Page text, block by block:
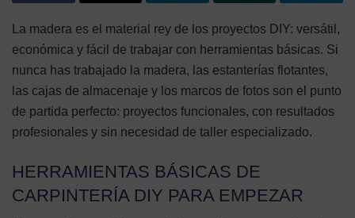
La madera es el material rey de los proyectos DIY: versátil,
económica y fácil de trabajar con herramientas básicas. Si
nunca has trabajado la madera, las estanterías flotantes,
las cajas de almacenaje y los marcos de fotos son el punto
de partida perfecto: proyectos funcionales, con resultados
profesionales y sin necesidad de taller especializado.
HERRAMIENTAS BÁSICAS DE
CARPINTERÍA DIY PARA EMPEZAR